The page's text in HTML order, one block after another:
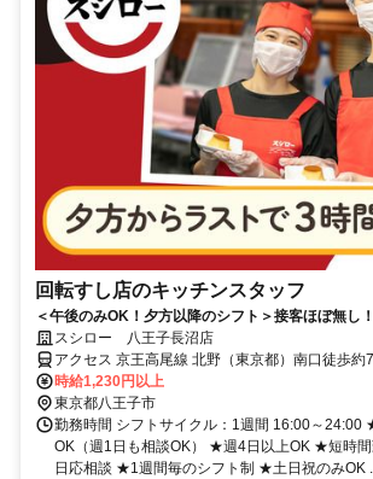
回転すし店のキッチンスタッフ
＜午後のみOK！夕方以降のシフト＞接客ほぼ無し
ンでコツコツ働ける
スシロー 八王子長沼店
アクセス 京王高尾線 北野（東京都）南口徒歩約
（東京都）南口徒歩約7分、京王線 長沼（東京都
時給1,230円以上
東京都八王子市
勤務時間 シフトサイクル：1週間 16:00～24:00
OK（週1日も相談OK） ★週4日以上OK ★短時
日応相談 ★1週間毎のシフト制 ★土日祝のみOK